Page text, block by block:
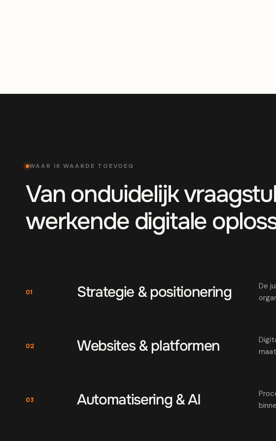
WAAR IK WAARDE TOEVOEG
Van onduidelijk
werkende digitale
01 Strategie & positionering
De
02 Websites & platformen
03 Automatisering & AI